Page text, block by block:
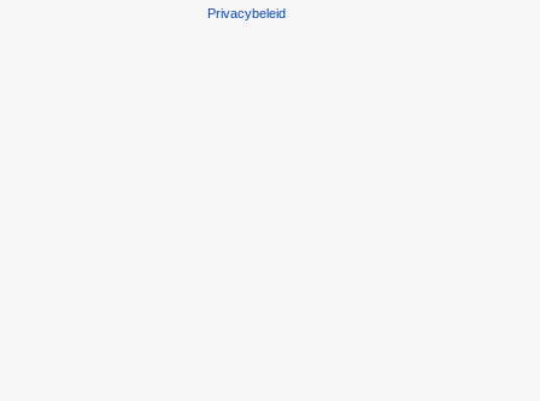
Privacybeleid